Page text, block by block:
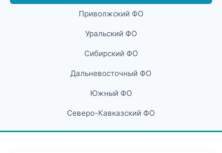
Приволжский ФО
Уральский ФО
Сибирский ФО
Дальневосточный ФО
Южный ФО
Северо-Кавказский ФО